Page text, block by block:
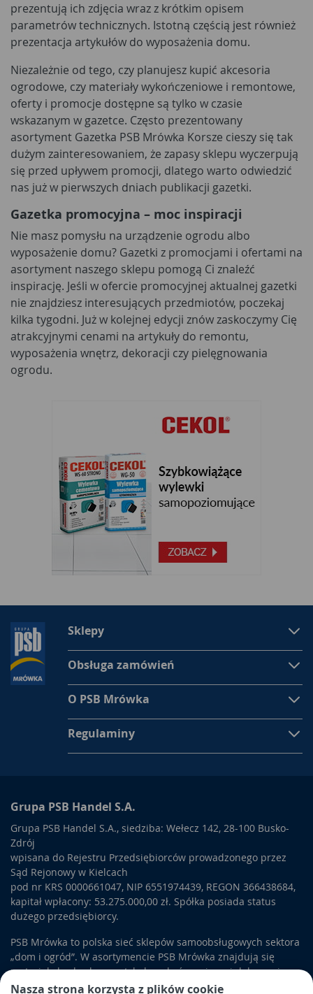
Nasza strona korzysta z plików cookie
prezentują ich zdjęcia wraz z krótkim opisem
parametrów technicznych. Istotną częścią jest również
prezentacja artykułów do wyposażenia domu.
Niezależnie od tego, czy planujesz kupić akcesoria
ogrodowe, czy materiały wykończeniowe i remontowe,
oferty i promocje dostępne są tylko w czasie
wskazanym w gazetce. Często prezentowany
asortyment Gazetka PSB Mrówka Korsze cieszy się tak
dużym zainteresowaniem, że zapasy sklepu wyczerpują
się przed upływem promocji, dlatego warto odwiedzić
nas już w pierwszych dniach publikacji gazetki.
Gazetka promocyjna – moc inspiracji
Nie masz pomysłu na urządzenie ogrodu albo
wyposażenie domu? Gazetki z promocjami i ofertami na
asortyment naszego sklepu pomogą Ci znaleźć
inspirację. Jeśli w ofercie promocyjnej aktualnej gazetki
nie znajdziesz interesujących przedmiotów, poczekaj
kilka tygodni. Już w kolejnej edycji znów zaskoczymy Cię
atrakcyjnymi cenami na artykuły do remontu,
wyposażenia wnętrz, dekoracji czy pielęgnowania
ogrodu.
Sklepy
Obsługa zamówień
O PSB Mrówka
Regulaminy
Grupa PSB Handel S.A.
Grupa PSB Handel S.A., siedziba: Wełecz 142, 28-100 Busko-
Zdrój
wpisana do Rejestru Przedsiębiorców prowadzonego przez
Sąd Rejonowy w Kielcach
pod nr KRS 0000661047, NIP 6551974439, REGON 366438684,
kapitał wpłacony: 53.275.000,00 zł. Spółka posiada status
dużego przedsiębiorcy.
PSB Mrówka to polska sieć sklepów samoobsługowych sektora
„dom i ogród”. W asortymencie PSB Mrówka znajdują się
materiały budowlane, artykuły wykończeniowe i dekoracyjne,
wyposażenie łazienek i kuchni, elektronarzędzia, a także